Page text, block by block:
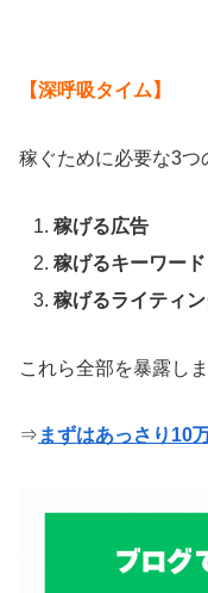
【深呼吸タイム】
稼ぐために必要な3つ
稼げる広告
稼げるキーワード
稼げるライティ
これら全部を暴露しま
⇒ まずはあっさり10